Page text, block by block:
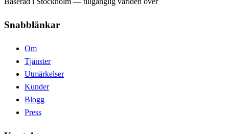
Snabblänkar
Om
Tjänster
Utmärkelser
Kunder
Blogg
Press